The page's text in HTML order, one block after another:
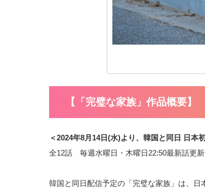
【「完璧な家族」作品概要】
＜2024年8月14日(水)より、韓国と同日 日本
全12話 毎週水曜日・木曜日22:50最新話更
韓国と同日配信予定の「完璧な家族」は、